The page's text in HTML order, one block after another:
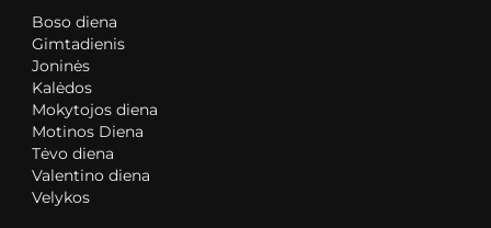
Boso diena
Gimtadienis
Joninės
Kalėdos
Mokytojos diena
Motinos Diena
Tėvo diena
Valentino diena
Velykos